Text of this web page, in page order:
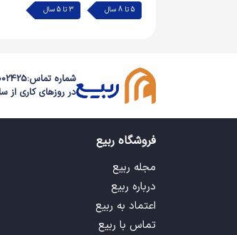
5 تا 8 سال 3 تا 5 سال
شماره تماس:
در روزهای کاری از ساعت 9
فروشگاه ربیع
مجله ربیع
درباره ربیع
اعتماد به ربیع
تماس با ربیع